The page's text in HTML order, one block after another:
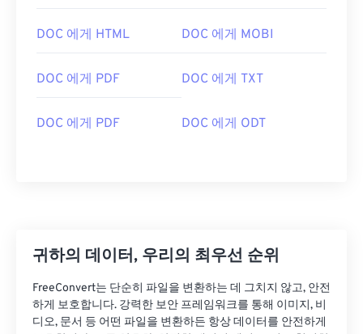
DOC 에게 HTML DOC 에게 MOBI
DOC 에게 PDF DOC 에게 TXT
DOC 에게 PDF DOC 에게 ODT
귀하의 데이터, 우리의 최우선 순위
FreeConvert는 단순히 파일을 변환하는 데 그치지 않고, 안전
하게 보호합니다. 강력한 보안 프레임워크를 통해 이미지, 비
디오, 문서 등 어떤 파일을 변환하든 항상 데이터를 안전하게